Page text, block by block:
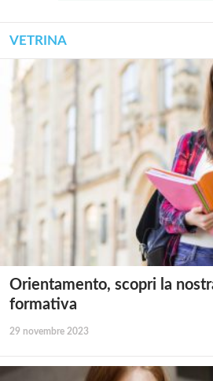
VETRINA
Orientamento, scopri la
formativa
29 novembre 2023